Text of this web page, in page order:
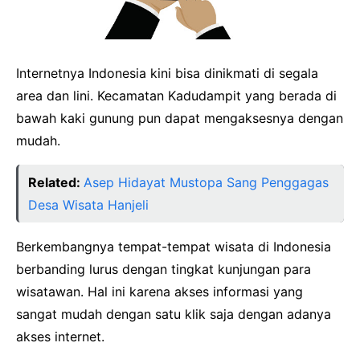
Internetnya Indonesia kini bisa dinikmati di segala
area dan lini. Kecamatan Kadudampit yang berada di
bawah kaki gunung pun dapat mengaksesnya dengan
mudah.
Related: Asep Hidayat Mustopa Sang Penggagas
Desa Wisata Hanjeli
Berkembangnya tempat-tempat wisata di Indonesia
berbanding lurus dengan tingkat kunjungan para
wisatawan. Hal ini karena akses informasi yang
sangat mudah dengan satu klik saja dengan adanya
akses internet.